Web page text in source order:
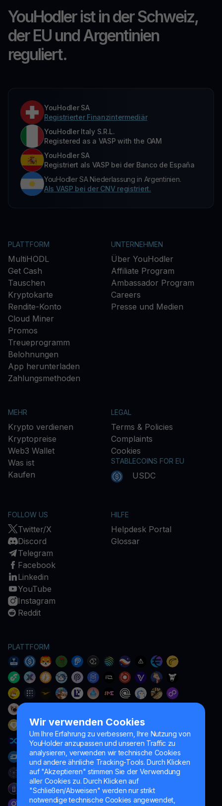
Wir verwenden Cookies
Um Ihre Erfahrung zu verbessern, Ihre Nutzung von
YouHolder anzupassen und unseren Traffic zu
analysieren, verwenden wir technische Cookies
und andere ähnliche Tracking-Tools. Durch Klicken
auf "Akzeptieren" stimmen Sie der Verwendung
aller Cookies zu. Durch Klicken auf
"Schließen/Abweisen" werden nur strikt
notwendige technische Cookies angewendet,
YouHodler ist in der Schweiz,
der EU und Argentinien
reguliert.
YouHodler SA
Registrierter Finanzintermediär
YouHodler Italy S.R.L.
Registered as a VASP with the OAM
YouHodler SA
Registriert als VASP bei der Banco de España
YouHodler SA Niederlassung in Argentinien.
Als VASP bei der CNV registriert.
PLATTFORM
MultiHODL
Get Cash
Tauschen
Kryptokarte
Rendite-Konto
Cloud Miner
Promos
Treueprogramm
Belohnungen
App herunterladen
Zahlungsmethoden
UNTERNEHMEN
Über YouHodler
Affiliate Program
Ambassador Program
Careers
Presse und Medien
MEHR
Krypto verdienen
Kryptopreise
Web3 Wallet
Was ist
Kaufen
LEGAL
Terms & Policies
Complaints
Cookies
STABLECOINS FOR EU
USDC
FOLLOW US
Twitter/X
Discord
Telegram
Facebook
Linkedin
YouTube
Instagram
Reddit
HILFE
Helpdesk Portal
Glossar
PLATTFORM